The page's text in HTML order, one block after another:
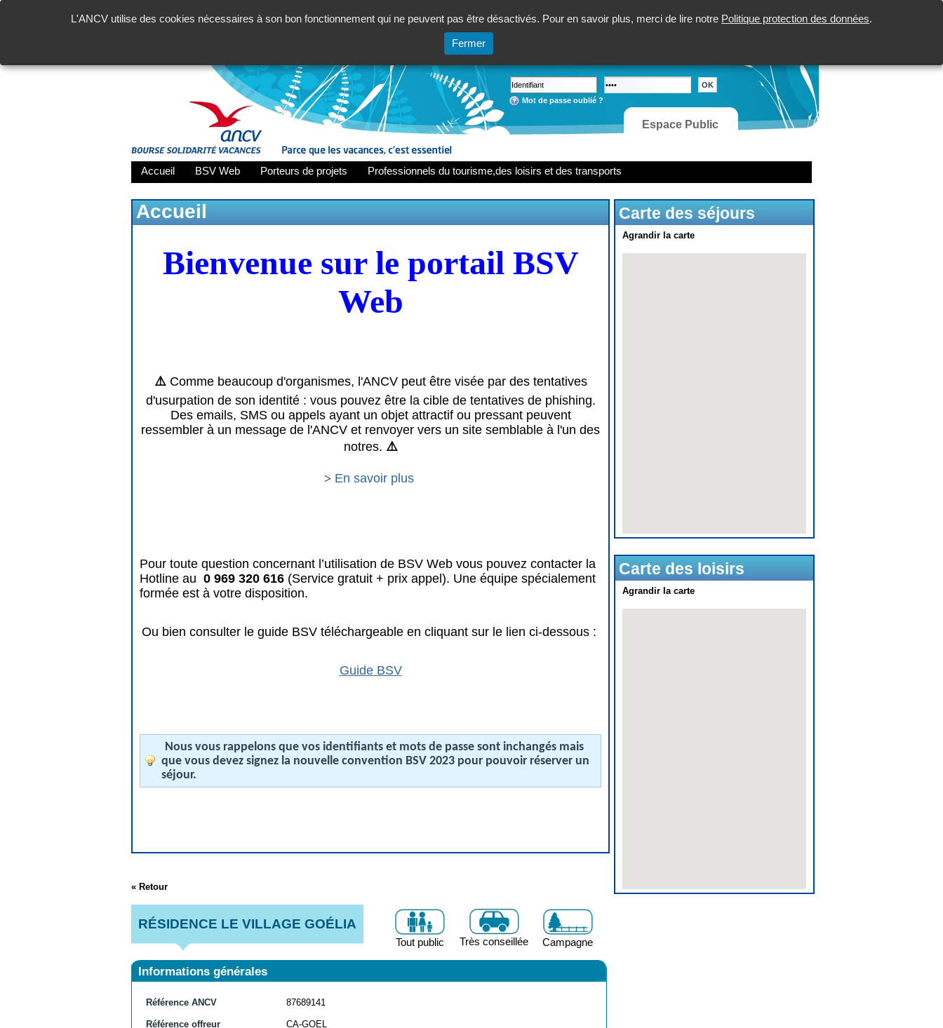
L'ANCV utilise des cookies nécessaires à son bon fonctionnement qui ne peuvent pas être désactivés. Pour en savoir plus, merci de lire notre Politique protection des données.
Fermer
Mot de passe oublié ?
Espace Public
Accueil BSV Web Porteurs de projets Professionnels du tourisme,des loisirs et des transports
Accueil
Bienvenue sur le portail BSV
Web
⚠️ Comme beaucoup d'organismes, l'ANCV peut être visée par des tentatives
d'usurpation de son identité : vous pouvez être la cible de tentatives de phishing.
Des emails, SMS ou appels ayant un objet attractif ou pressant peuvent
ressembler à un message de l'ANCV et renvoyer vers un site semblable à l'un des
notres. ⚠️
> En savoir plus
Pour toute question concernant l’utilisation de BSV Web vous pouvez contacter la
Hotline au 0 969 320 616 (Service gratuit + prix appel). Une équipe spécialement
formée est à votre disposition.
Ou bien consulter le guide BSV téléchargeable en cliquant sur le lien ci-dessous :
Guide BSV
Nous vous rappelons que vos identifiants et mots de passe sont inchangés mais
que vous devez signez la nouvelle convention BSV 2023 pour pouvoir réserver un
séjour.
« Retour
RÉSIDENCE LE VILLAGE GOÉLIA
Campagne
Très conseillée
Tout public
Informations générales
Référence ANCV 87689141
Référence offreur CA-GOEL
Carte des séjours
Agrandir la carte
Carte des loisirs
Agrandir la carte